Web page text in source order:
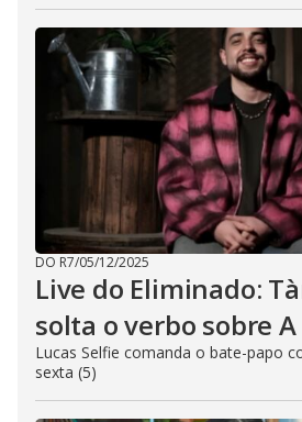
DO R7/05/12/2025
Live do Eliminado:
solta o verbo sobre
Lucas Selfie comanda o bate-papo
sexta (5)